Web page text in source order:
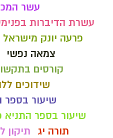
עשר
עשרת הדיברות
פרעה יונק מישראל
צמאה נפשי
קורסים
שידוכים
שיעור בספר
שיעור בספר התניא
תורה יג
תיקון